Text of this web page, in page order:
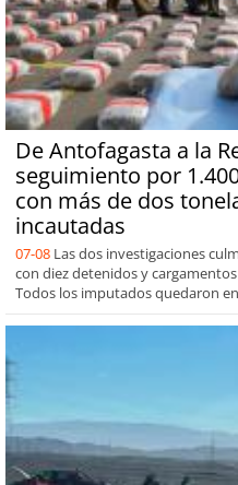
De Antofagasta a la
seguimiento por
con más de dos
incautadas
07-08 Las dos investigaciones
con diez detenidos y
Todos los imputados quedaron